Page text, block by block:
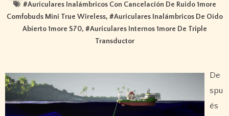
#Auriculares Inalámbricos Con Cancelación De Ruido 1more
Comfobuds Mini True Wireless, #Auriculares Inalámbricos De Oído
Abierto 1more S70, #Auriculares Internos 1more De Triple
Transductor
De
spu
és